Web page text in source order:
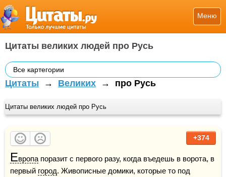
Меню
Цитаты великих людей про Русь
Все картегории
Цитаты → Великих → про Русь
Цитаты великих людей про Русь
+374
Европа поразит с первого разу, когда въедешь в ворота, в
первый город. Живописные домики, которые то под